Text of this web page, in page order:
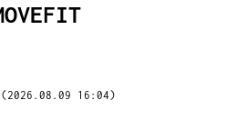
(2026.08.09 16:04)